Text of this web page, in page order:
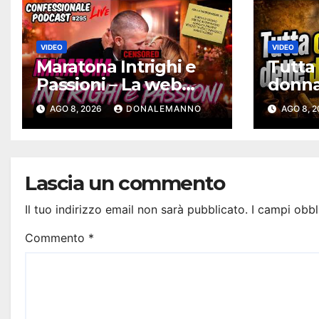
VIDEO
Maratona Intrighi e
Passioni – La web
serie più intrigante
d’Italia |
AGO 8, 2026 DONALEMANNO
VIDEO
Tutta
–AGO 8,
Lascia un commento
Il tuo indirizzo email non sarà pubblicato. I campi
Commento *